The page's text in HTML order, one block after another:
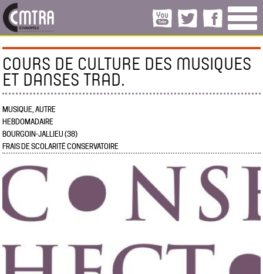
COURS DE CULTURE DES MUSIQUES
ET DANSES TRAD.
MUSIQUE, AUTRE
HEBDOMADAIRE
BOURGOIN-JALLIEU (38)
FRAIS DE SCOLARITÉ CONSERVATOIRE